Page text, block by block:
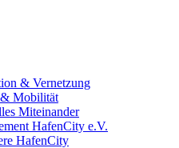
& Vernetzung
Mobilität
Miteinander
HafenCity e.V.
HafenCity